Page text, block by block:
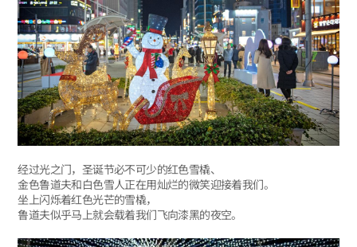
经过光之门，圣诞节必不可少的红色雪橇、
金色鲁道夫和白色雪人正在用灿烂的微笑迎接着我们。
坐上闪烁着红色光芒的雪橇，
鲁道夫似乎马上就会载着我们飞向漆黑的夜空。